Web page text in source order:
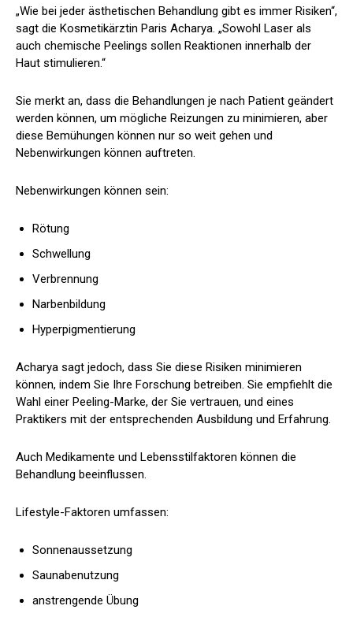
„Wie bei jeder ästhetischen Behandlung gibt es immer Risiken“,
sagt die Kosmetikärztin Paris Acharya. „Sowohl Laser als
auch chemische Peelings sollen Reaktionen innerhalb der
Haut stimulieren.“
Sie merkt an, dass die Behandlungen je nach Patient geändert
werden können, um mögliche Reizungen zu minimieren, aber
diese Bemühungen können nur so weit gehen und
Nebenwirkungen können auftreten.
Nebenwirkungen können sein:
Rötung
Schwellung
Verbrennung
Narbenbildung
Hyperpigmentierung
Acharya sagt jedoch, dass Sie diese Risiken minimieren
können, indem Sie Ihre Forschung betreiben. Sie empfiehlt die
Wahl einer Peeling-Marke, der Sie vertrauen, und eines
Praktikers mit der entsprechenden Ausbildung und Erfahrung.
Auch Medikamente und Lebensstilfaktoren können die
Behandlung beeinflussen.
Lifestyle-Faktoren umfassen:
Sonnenaussetzung
Saunabenutzung
anstrengende Übung